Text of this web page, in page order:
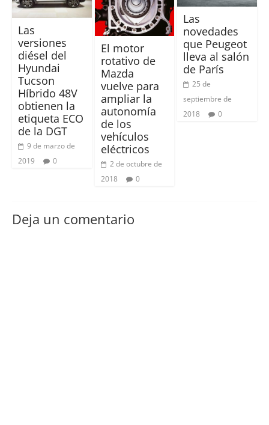
Las
versiones
diésel del
Hyundai
Tucson
Híbrido 48V
obtienen la
etiqueta ECO
de la DGT
9 de marzo de
2019
0
El motor
rotativo de
Mazda
vuelve para
ampliar la
autonomía
de los
vehículos
eléctricos
2 de octubre de
2018
0
Las
novedades
que Peugeot
lleva al salón
de París
25 de
septiembre de
2018
0
Deja un comentario